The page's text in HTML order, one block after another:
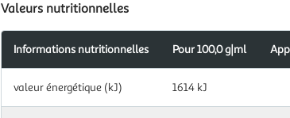
Valeurs nutritionnelles
nutritionnelles
pour
Informations nutritionnelles Pour 100,0 g|ml
valeur énergétique (kJ) 1614 kJ